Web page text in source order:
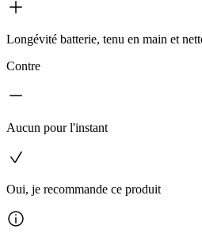
Longévité batterie, tenu en main et
Contre
Aucun pour l'instant
Oui, je recommande ce produit